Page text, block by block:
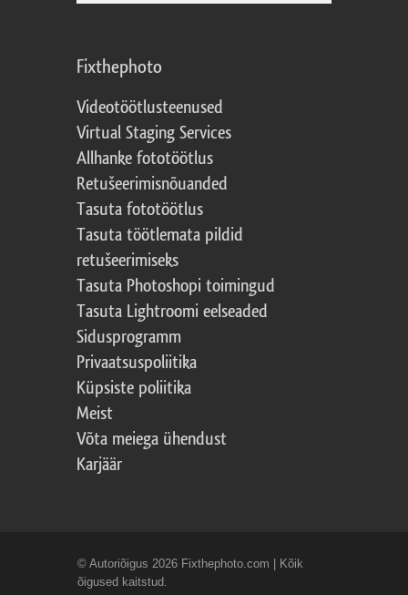
Fixthephoto
Videotöötlusteenused
Virtual Staging Services
Allhanke fototöötlus
Retušeerimisnõuanded
Tasuta fototöötlus
Tasuta töötlemata pildid
retušeerimiseks
Tasuta Photoshopi toimingud
Tasuta Lightroomi eelseaded
Sidusprogramm
Privaatsuspoliitika
Küpsiste poliitika
Meist
Võta meiega ühendust
Karjäär
© Autoriõigus 2026 Fixthephoto.com | Kõik
õigused kaitstud.